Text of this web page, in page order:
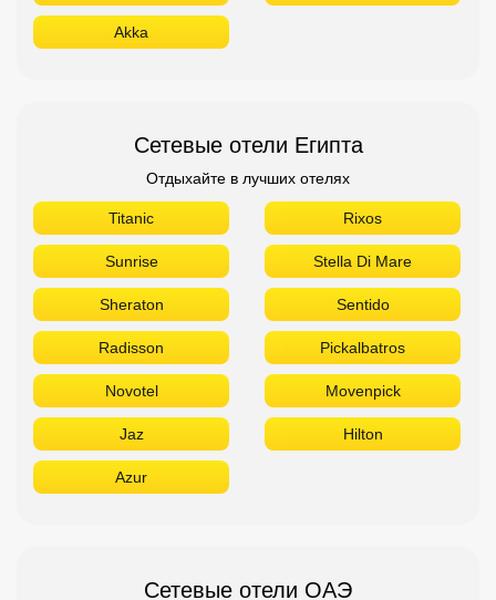
Akka
Сетевые отели Египта
Отдыхайте в лучших отелях
Titanic Rixos
Sunrise Stella Di Mare
Sheraton Sentido
Radisson Pickalbatros
Novotel Movenpick
Jaz Hilton
Azur
Сетевые отели ОАЭ